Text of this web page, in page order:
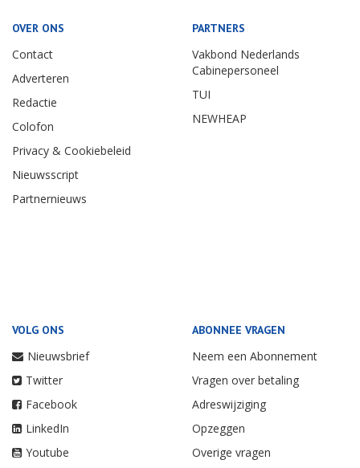
OVER ONS
Contact
Adverteren
Redactie
Colofon
Privacy & Cookiebeleid
Nieuwsscript
Partnernieuws
PARTNERS
Vakbond Nederlands
Cabinepersoneel
TUI
NEWHEAP
VOLG ONS
Nieuwsbrief
Twitter
Facebook
LinkedIn
Youtube
ABONNEE VRAGEN
Neem een Abonnement
Vragen over betaling
Adreswijziging
Opzeggen
Overige vragen